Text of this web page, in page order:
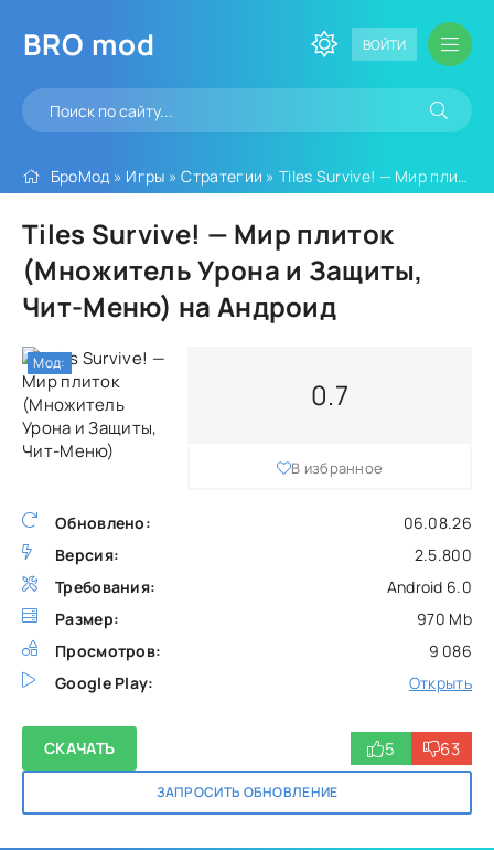
BRO mod ВОЙТИ
БроМод » Игры »Стратегии » Tiles Survive! — Мир плиток (Множитель Урона и Защиты, Чит-Меню)
Tiles Survive! — Мир плиток
(Множитель Урона и Защиты,
Чит-Меню) на Андроид
Обновлено:
06.08.26
Версия:
2.5.800
Требования:
Android 6.0
Размер:
970 Mb
Просмотров:
9 086
Google Play:
Открыть
0.7
В избранное
СКАЧАТЬ
ЗАПРОСИТЬ ОБНОВЛЕНИЕ
5 63
Мод: